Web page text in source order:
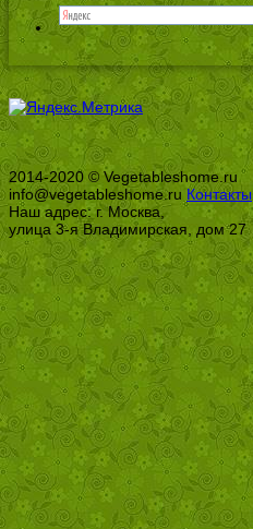
2014-2020 © Vegetableshome.ru
info@vegetableshome.ru Контакты
Наш адрес: г. Москва,
улица 3-я Владимирская, дом 27